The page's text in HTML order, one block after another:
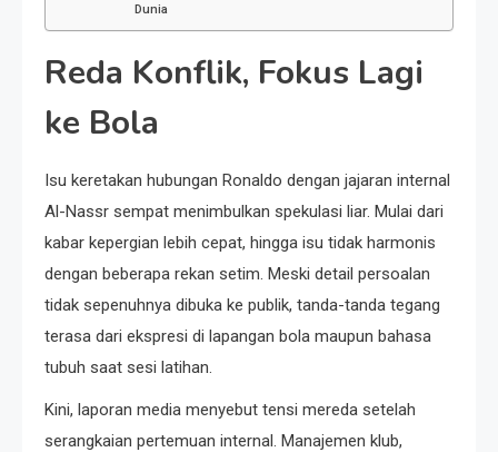
Dunia
Reda Konflik, Fokus Lagi
ke Bola
Isu keretakan hubungan Ronaldo dengan jajaran internal
Al-Nassr sempat menimbulkan spekulasi liar. Mulai dari
kabar kepergian lebih cepat, hingga isu tidak harmonis
dengan beberapa rekan setim. Meski detail persoalan
tidak sepenuhnya dibuka ke publik, tanda-tanda tegang
terasa dari ekspresi di lapangan bola maupun bahasa
tubuh saat sesi latihan.
Kini, laporan media menyebut tensi mereda setelah
serangkaian pertemuan internal. Manajemen klub,